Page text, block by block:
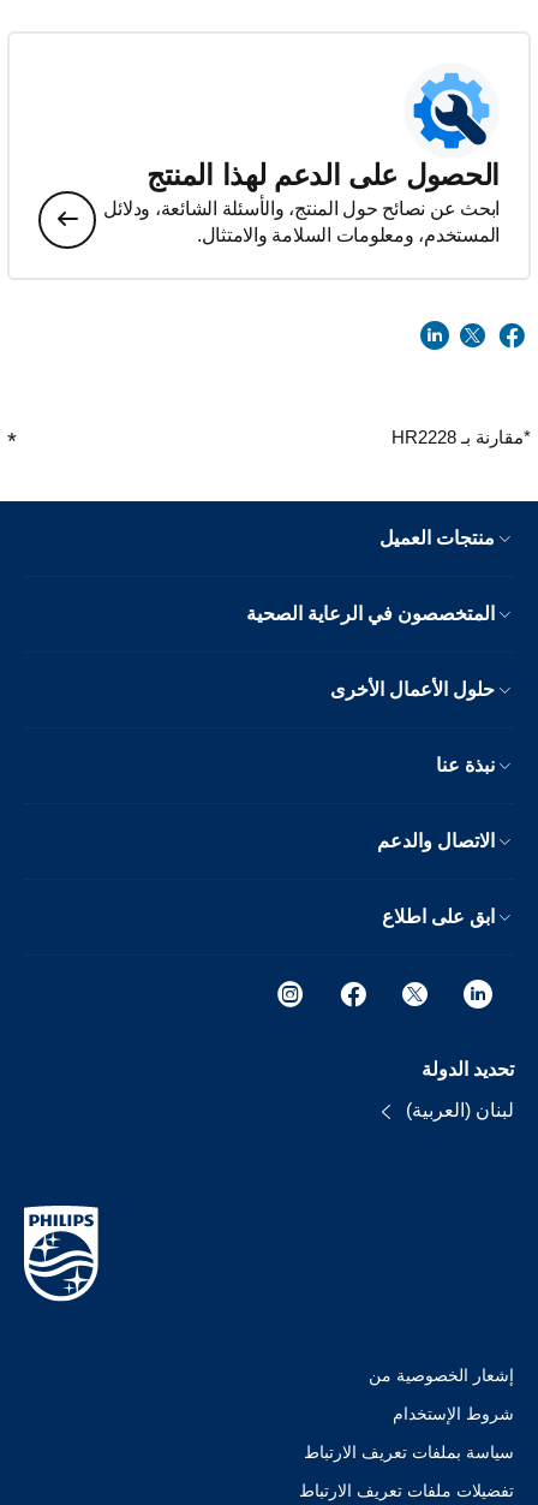
الحصول على الدعم لهذا المنتج
ابحث عن نصائح حول المنتج، والأسئلة الشائعة، ودلائل
المستخدم، ومعلومات السلامة والامتثال.
*مقارنة بـ HR2228
منتجات العميل
المتخصصون في الرعاية الصحية
حلول الأعمال الأخرى
نبذة عنا
الاتصال والدعم
ابق على اطلاع
تحديد الدولة
لبنان (العربية)
إشعار الخصوصية من
شروط الإستخدام
سياسة بملفات تعريف الارتباط
تفضيلات ملفات تعريف الارتباط